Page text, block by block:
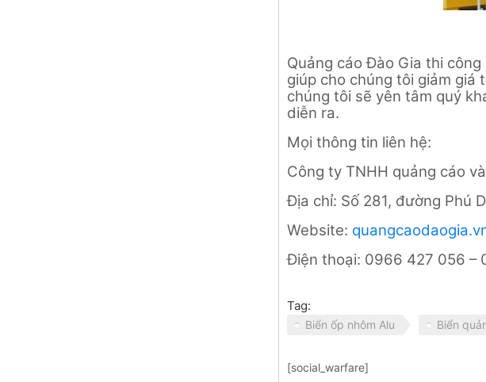
Quảng cáo Đào Gia thi
giúp cho chúng tôi giảm giá
chúng tôi sẽ yên tâm quý
diễn ra.
Mọi thông tin liên hệ:
Công ty TNHH quảng cáo
Địa chỉ: Số 281, đường Phú
Website:
Điện thoại: 0966 427 056 –
Tag:
Biển ốp nhôm Alu Biển
[social_warfare]